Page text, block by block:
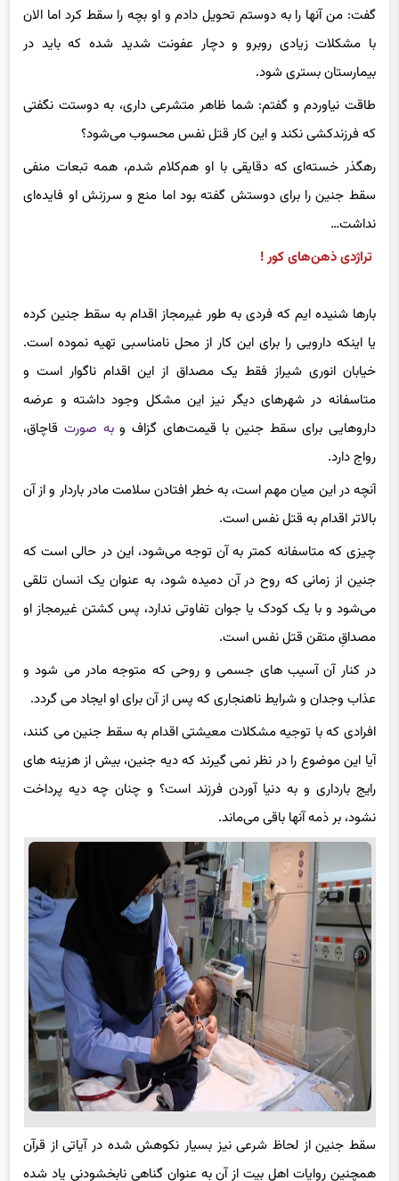
گفت: من آنها را به دوستم تحویل دادم و او بچه را سقط کرد اما الان
با مشکلات زیادی روبرو و دچار عفونت شدید شده که باید در
بیمارستان بستری شود.
طاقت نیاوردم و گفتم: شما ظاهر متشرعی داری، به دوستت نگفتی
که فرزندکشی نکند و این کار قتل نفس محسوب می‌شود؟
رهگذر خسته‌ای که دقایقی با او هم‌کلام شدم، همه تبعات منفی
سقط جنین را برای دوستش گفته بود اما منع و سرزنش او فایده‌ای
نداشت…
تراژدی ذهن‌های کور !
بارها شنیده ایم که فردی به طور غیرمجاز اقدام به سقط جنین کرده
یا اینکه دارویی را برای این کار از محل نامناسبی تهیه نموده است.
خیابان انوری شیراز فقط یک مصداق از این اقدام ناگوار است و
متاسفانه در شهرهای دیگر نیز این مشکل وجود داشته و عرضه
داروهایی برای سقط جنین با قیمت‌های گزاف وبه صورت قاچاق،
رواج دارد.
آنچه در این میان مهم است، به خطر افتادن سلامت مادر باردار و از آن
بالاتر اقدام به قتل نفس است.
چیزی که متاسفانه کمتر به آن توجه می‌شود، این در حالی است که
جنین از زمانی که روح در آن دمیده شود، به عنوان یک انسان تلقی
می‌شود و با یک کودک یا جوان تفاوتی ندارد، پس کشتن غیرمجاز او
مصداقِ متقن قتل نفس است.
در کنار آن آسیب های جسمی و روحی که متوجه مادر می شود و
عذاب وجدان و شرایط ناهنجاری که پس از آن برای او ایجاد می گردد.
افرادی که با توجیه مشکلات معیشتی اقدام به سقط جنین می کنند،
آیا این موضوع را در نظر نمی گیرند که دیه جنین، بیش از هزینه های
رایج بارداری و به دنیا آوردن فرزند است؟ و چنان چه دیه پرداخت
نشود، بر ذمه آنها باقی می‌ماند.
سقط جنین از لحاظ شرعی نیز بسیار نکوهش شده در آیاتی از قرآن
همچنین روایات اهل بیت از آن به عنوان گناهی نابخشودنی یاد شده